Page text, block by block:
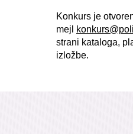
Konkurs je
mejl
strani kataloga,
izložbe.